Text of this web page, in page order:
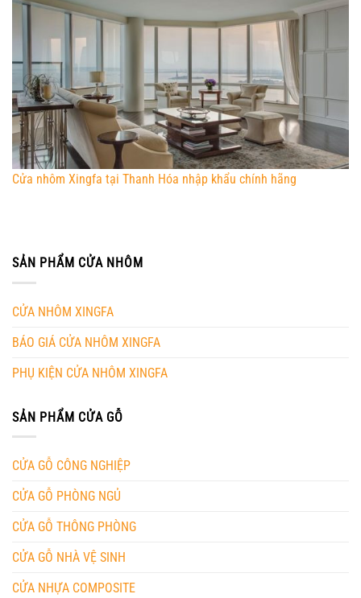
Cửa nhôm Xingfa tại Thanh Hóa nhập khẩu chính hãng
SẢN PHẨM CỬA NHÔM
CỬA NHÔM XINGFA
BÁO GIÁ CỬA NHÔM XINGFA
PHỤ KIỆN CỬA NHÔM XINGFA
SẢN PHẨM CỬA GỖ
CỬA GỖ CÔNG NGHIỆP
CỬA GỖ PHÒNG NGỦ
CỬA GỖ THÔNG PHÒNG
CỬA GỖ NHÀ VỆ SINH
CỬA NHỰA COMPOSITE